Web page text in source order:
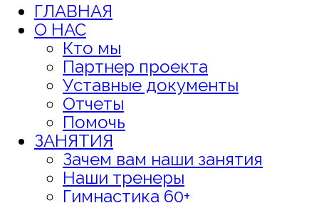
ГЛАВНАЯ
О НАС
Кто мы
Партнер проекта
Уставные документы
Отчеты
Помочь
ЗАНЯТИЯ
Зачем вам наши занятия
Наши тренеры
Гимнастика 60+